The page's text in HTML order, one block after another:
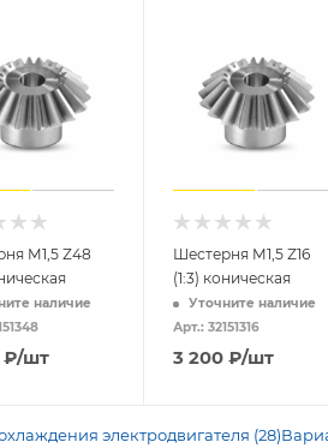
M1,5 Z48
наличие
/шт
Шестерня M1,5 Z16
(1:3) коническая
Уточните наличие
Арт.: 32151316
3 200₽/шт
электродвигателя (28)